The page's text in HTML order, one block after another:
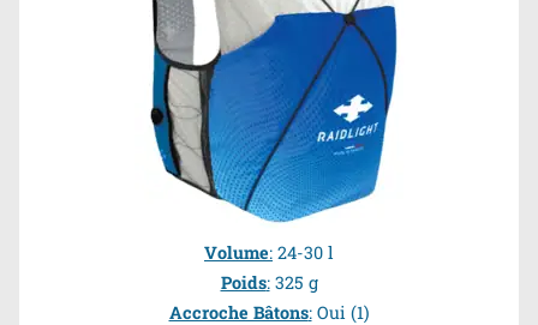
Volume: 24-30 l
Poids:325 g
Accroche Bâtons:Oui (1)